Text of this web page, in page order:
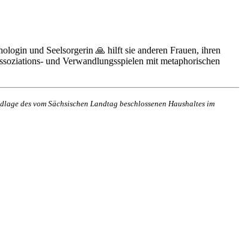
und Seelsorgerin 🙏 hilft sie anderen Frauen, ihren
und Verwandlungsspielen mit metaphorischen
des vom Sächsischen Landtag beschlossenen Haushaltes im